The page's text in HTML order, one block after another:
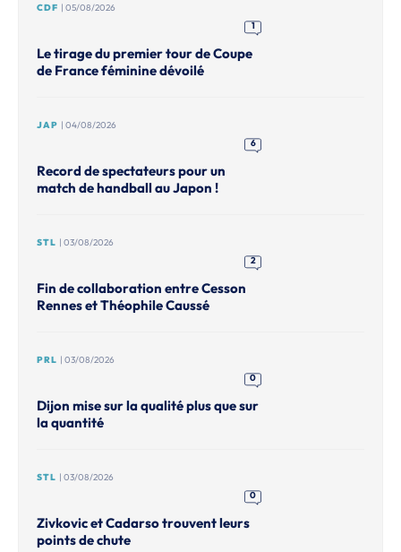
CDF | 05/08/2026
1
Le tirage du premier tour de Coupe
de France féminine dévoilé
JAP | 04/08/2026
6
Record de spectateurs pour un
match de handball au Japon !
STL | 03/08/2026
2
Fin de collaboration entre Cesson
Rennes et Théophile Caussé
PRL | 03/08/2026
0
Dijon mise sur la qualité plus que sur
la quantité
STL | 03/08/2026
0
Zivkovic et Cadarso trouvent leurs
points de chute